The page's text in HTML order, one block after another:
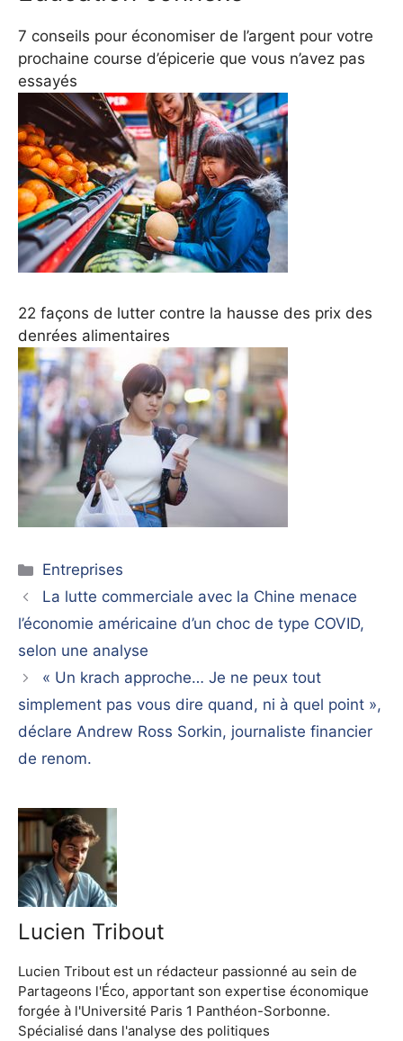
7 conseils pour économiser de l’argent pour votre
prochaine course d’épicerie que vous n’avez pas
essayés
22 façons de lutter contre la hausse des prix des
denrées alimentaires
Catégories
Entreprises
La lutte commerciale avec la Chine menace
l’économie américaine d’un choc de type COVID,
selon une analyse
« Un krach approche… Je ne peux tout
simplement pas vous dire quand, ni à quel point »,
déclare Andrew Ross Sorkin, journaliste financier
de renom.
Lucien Tribout
Lucien Tribout est un rédacteur passionné au sein de
Partageons l'Éco, apportant son expertise économique
forgée à l'Université Paris 1 Panthéon-Sorbonne.
Spécialisé dans l'analyse des politiques